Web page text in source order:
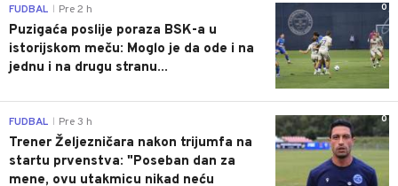
0
FUDBAL Pre 2 h
Puzigaća poslije poraza BSK-a u
istorijskom meču: Moglo je da ode i na
jednu i na drugu stranu...
0
FUDBAL Pre 3 h
Trener Željezničara nakon trijumfa na
startu prvenstva: "Poseban dan za
mene, ovu utakmicu nikad neću